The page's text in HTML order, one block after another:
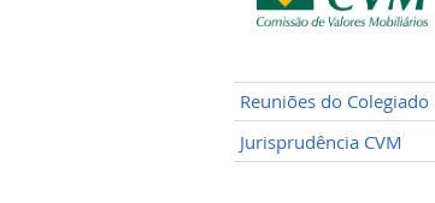
Reuniões do Colegiado
Jurisprudência CVM